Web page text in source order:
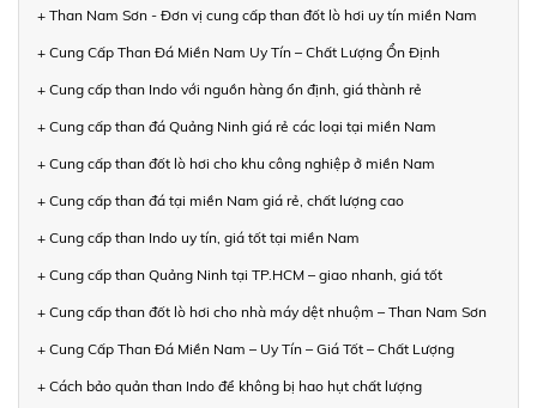
+ Than Nam Sơn - Đơn vị cung cấp than đốt lò hơi uy tín miền Nam
+ Cung Cấp Than Đá Miền Nam Uy Tín – Chất Lượng Ổn Định
+ Cung cấp than Indo với nguồn hàng ổn định, giá thành rẻ
+ Cung cấp than đá Quảng Ninh giá rẻ các loại tại miền Nam
+ Cung cấp than đốt lò hơi cho khu công nghiệp ở miền Nam
+ Cung cấp than đá tại miền Nam giá rẻ, chất lượng cao
+ Cung cấp than Indo uy tín, giá tốt tại miền Nam
+ Cung cấp than Quảng Ninh tại TP.HCM – giao nhanh, giá tốt
+ Cung cấp than đốt lò hơi cho nhà máy dệt nhuộm – Than Nam Sơn
+ Cung Cấp Than Đá Miền Nam – Uy Tín – Giá Tốt – Chất Lượng
+ Cách bảo quản than Indo để không bị hao hụt chất lượng